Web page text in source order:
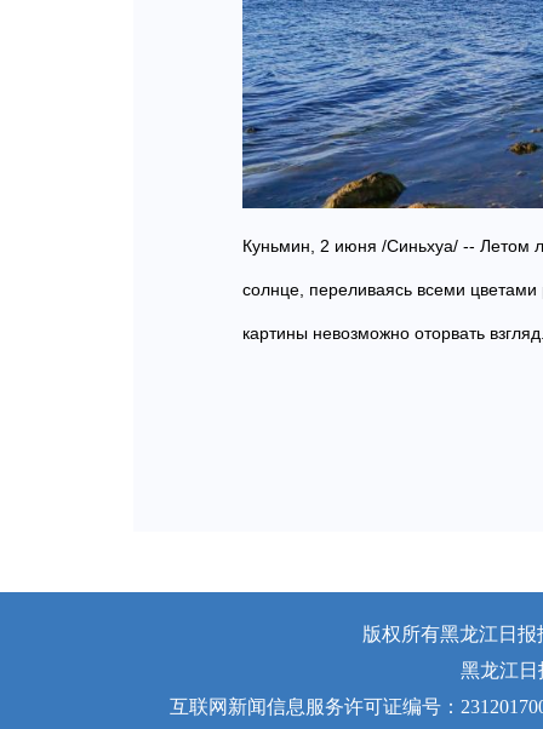
Куньмин, 2 июня /Синьхуа/ -- Летом
солнце, переливаясь всеми
картины невозможно оторвать
版权所有黑龙江日报
黑龙江日
互联网新闻信息服务许可证编号：